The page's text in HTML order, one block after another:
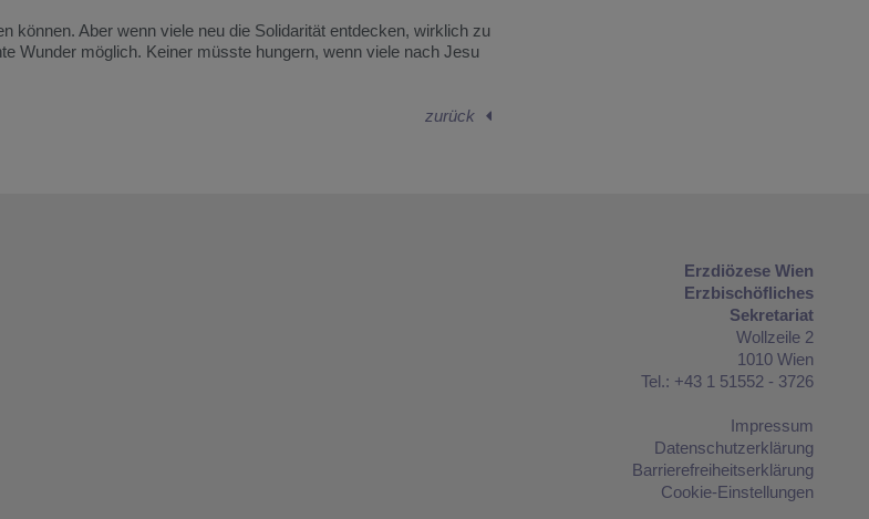
können. Aber wenn viele neu die Solidarität entdecken, wirklich zu
Wunder möglich. Keiner müsste hungern, wenn viele nach Jesu
zurück
Erzdiözese Wien
Erzbischöfliches
Sekretariat
Wollzeile 2
1010 Wien
Tel.: +43 1 51552 - 3726
Impressum
Datenschutzerklärung
Barrierefreiheitserklärung
Cookie-Einstellungen